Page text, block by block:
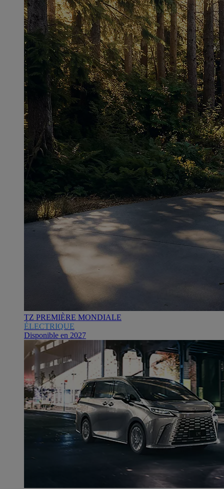
TZ PREMIÈRE MONDIALE
ÉLECTRIQUE
Disponible en 2027